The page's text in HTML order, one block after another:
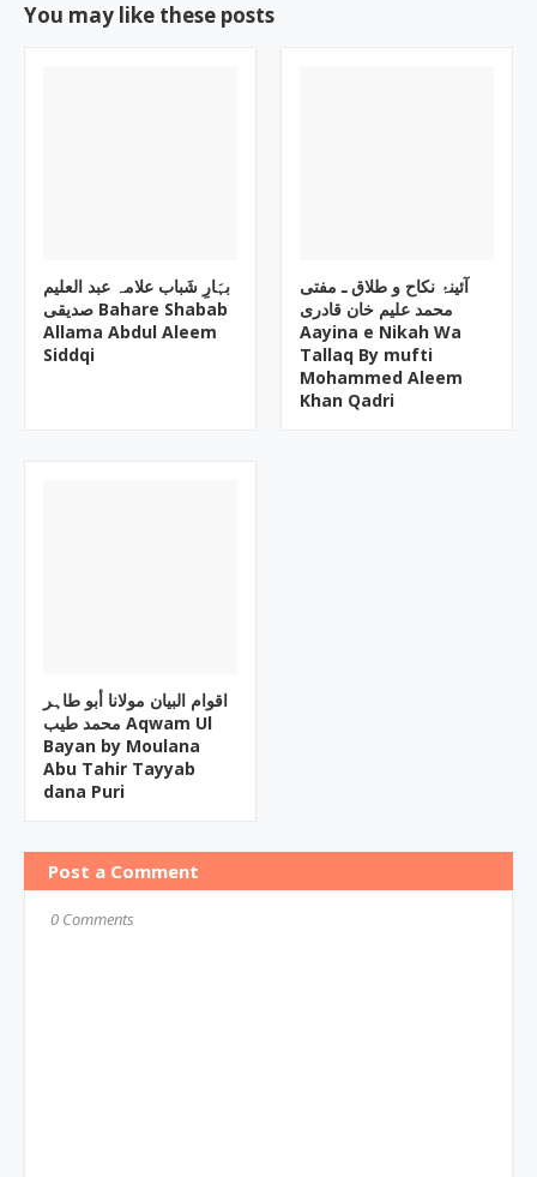
You may like these posts
بہَارِ شَباب علامہ عبد العلیم
صدیقی Bahare Shabab
Allama Abdul Aleem
Siddqi
آئینۂ نکاح و طلاق ـ مفتی
محمد علیم خان قادری
Aayina e Nikah Wa
Tallaq By mufti
Mohammed Aleem
Khan Qadri
اقوام البیان مولانا أبو طاہر
محمد طیب Aqwam Ul
Bayan by Moulana
Abu Tahir Tayyab
dana Puri
Post a Comment
0 Comments